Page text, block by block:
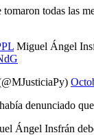
tomaron todas las
Miguel Ángel
denunciado
Ángel Insfrán